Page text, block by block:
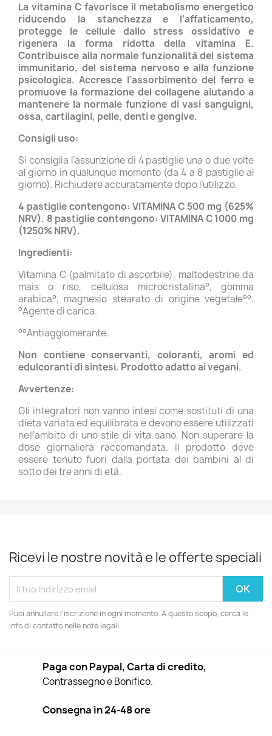
La vitamina C favorisce il metabolismo energetico
riducendo la stanchezza e l’affaticamento,
protegge le cellule dallo stress ossidativo e
rigenera la forma ridotta della vitamina E.
Contribuisce alla normale funzionalità del sistema
immunitario, del sistema nervoso e alla funzione
psicologica. Accresce l’assorbimento del ferro e
promuove la formazione del collagene aiutando a
mantenere la normale funzione di vasi sanguigni,
ossa, cartilagini, pelle, denti e gengive.
Consigli uso:
Si consiglia l’assunzione di 4 pastiglie una o due volte
al giorno in qualunque momento (da 4 a 8 pastiglie al
giorno). Richiudere accuratamente dopo l’utilizzo.
4 pastiglie contengono: VITAMINA C 500 mg (625%
NRV). 8 pastiglie contengono: VITAMINA C 1000 mg
(1250% NRV).
Ingredienti:
Vitamina C (palmitato di ascorbile), maltodestrine da
mais o riso, cellulosa microcristallina°, gomma
arabica°, magnesio stearato di origine vegetale°°.
°Agente di carica.
°°Antiagglomerante.
Non contiene conservanti, coloranti, aromi ed
edulcoranti di sintesi. Prodotto adatto ai vegani.
Avvertenze:
Gli integratori non vanno intesi come sostituti di una
dieta variata ed equilibrata e devono essere utilizzati
nell’ambito di uno stile di vita sano. Non superare la
dose giornaliera raccomandata. Il prodotto deve
essere tenuto fuori dalla portata dei bambini al di
sotto dei tre anni di età.
Ricevi le nostre novità e le offerte speciali
Puoi annullare l'iscrizione in ogni momento. A questo scopo, cerca le
info di contatto nelle note legali.
Paga con Paypal, Carta di credito,
Contrassegno e Bonifico.
Consegna in 24-48 ore